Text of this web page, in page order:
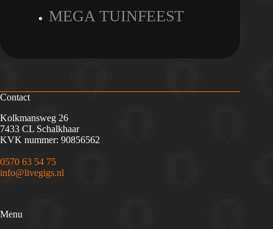
MEGA TUINFEEST
Contact
Kolkmansweg 26
7433 CL Schalkhaar
KVK nummer: 90856562
0570 63 54 75
info@livegigs.nl
Menu